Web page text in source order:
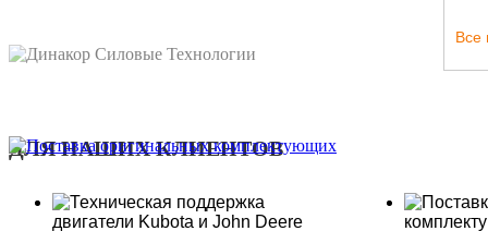
Все
ДЛЯ НАШИХ КЛИЕНТОВ